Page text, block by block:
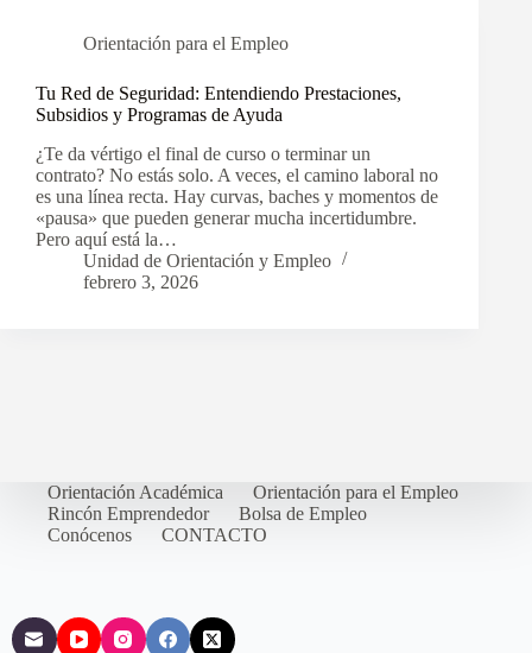
Orientación para el Empleo
Tu Red de Seguridad: Entendiendo Prestaciones,
Subsidios y Programas de Ayuda
¿Te da vértigo el final de curso o terminar un
contrato? No estás solo. A veces, el camino laboral no
es una línea recta. Hay curvas, baches y momentos de
«pausa» que pueden generar mucha incertidumbre.
Pero aquí está la…
Unidad de Orientación y Empleo
febrero 3, 2026
Orientación Académica
Orientación para el Empleo
Rincón Emprendedor
Bolsa de Empleo
Conócenos
CONTACTO